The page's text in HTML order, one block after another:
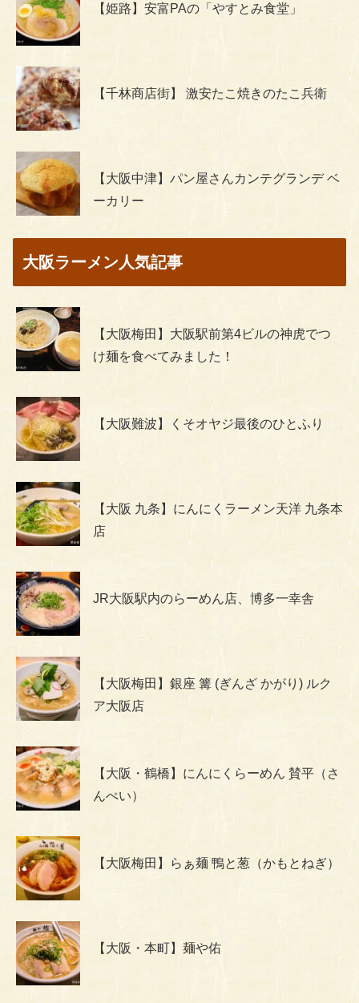
【姫路】安富PAの「やすとみ食堂」
【千林商店街】 激安たこ焼きのたこ兵衛
【大阪中津】パン屋さんカンテグランデ ベ
ーカリー
大阪ラーメン人気記事
【大阪梅田】大阪駅前第4ビルの神虎でつ
け麺を食べてみました！
【大阪難波】くそオヤジ最後のひとふり
【大阪 九条】にんにくラーメン天洋 九条本
店
JR大阪駅内のらーめん店、博多一幸舎
【大阪梅田】銀座 篝 (ぎんざ かがり) ルク
ア大阪店
【大阪・鶴橋】にんにくらーめん 賛平（さ
んぺい）
【大阪梅田】らぁ麺 鴨と葱（かもとねぎ）
【大阪・本町】麺や佑